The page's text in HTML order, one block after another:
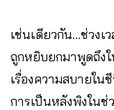
เช่นเดียวกัน…ช่วงเ
ถูกหยิบยกมาพูดถึง
เรื่องความสบายใ
การเป็นหลังพิงในช่